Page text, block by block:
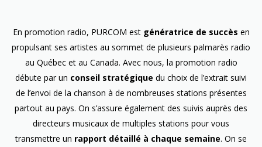
En promotion radio, PURCOM est génératrice de succès en
propulsant ses artistes au sommet de plusieurs palmarès radio
au Québec et au Canada. Avec nous, la promotion radio
débute par un conseil stratégique du choix de l’extrait suivi
de l’envoi de la chanson à de nombreuses stations présentes
partout au pays. On s’assure également des suivis auprès des
directeurs musicaux de multiples stations pour vous
transmettre un rapport détaillé à chaque semaine. On se